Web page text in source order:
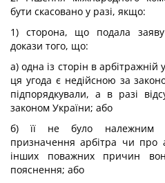
бути скасовано у разі, якщо:
1) сторона, що подала
докази того, що:
а) одна із сторін в арбітражній
ця угода є недійсною за
підпорядкували, а в разі
законом України; або
б) її не було належним
призначення арбітра чи про
інших поважних причин
пояснення; або